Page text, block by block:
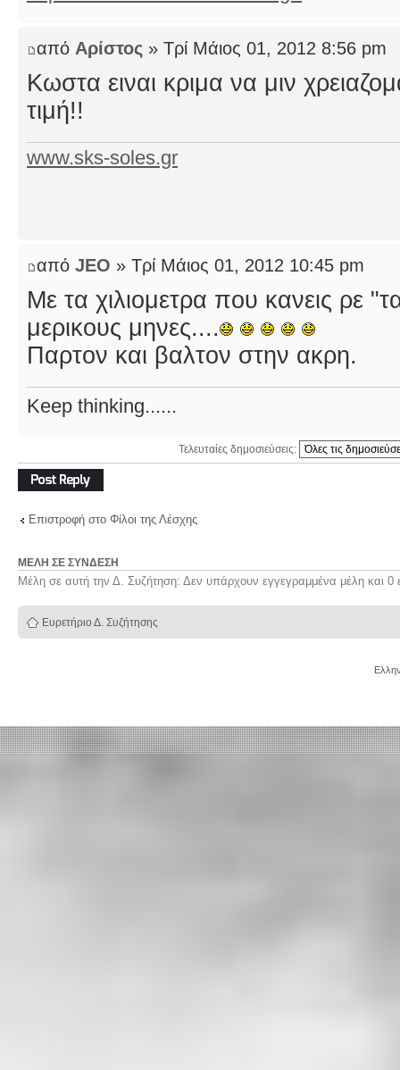
από Αρίστος » Τρί Μάιος 01, 2012 8:56 pm
Κωστα ειναι κριμα να μιν
τιμή!!
www.sks-soles.gr
από JEO » Τρί Μάιος 01, 2012 10:45 pm
Με τα χιλιομετρα που κανεις ρε
μερικους μηνες....
Παρτον και βαλτον στην ακρη.
Keep thinking......
Τελευταίες δημοσιεύσεις:
Δημιουργία
απάντησης
Επιστροφή στο Φίλοι της Λέσχης
ΜΈΛΗ ΣΕ ΣΎΝΔΕΣΗ
Μέλη σε αυτή την Δ. Συζήτηση: Δεν υπάρχουν εγγεγραμμένα μέλη και 0
Ευρετήριο Δ. Συζήτησης